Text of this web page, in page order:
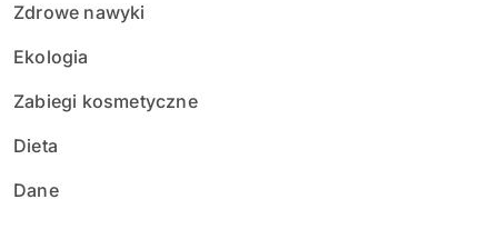
Zdrowe nawyki
Ekologia
Zabiegi kosmetyczne
Dieta
Dane